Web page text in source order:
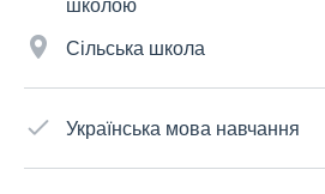
Сільська школа
Українська мова навчання